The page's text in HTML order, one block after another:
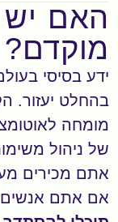
האם יש
מוקדם?
ידע בסיסי
בהחלט יעזור.
מומחה
של ניהול
אתם מכירים
אם אתם